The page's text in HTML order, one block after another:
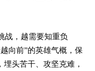
战，越需要知重负
向前”的英雄气概，保
头苦干、攻坚克难，